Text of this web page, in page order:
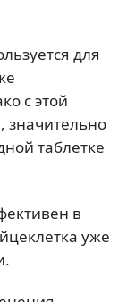
для
с этой
значительно
таблетке
в
уже